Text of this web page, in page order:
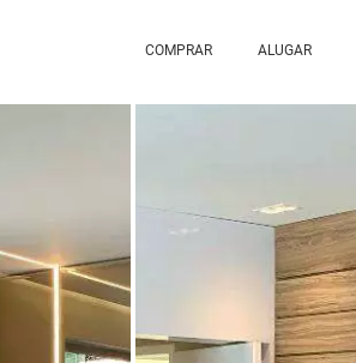
COMPRAR ALUGAR